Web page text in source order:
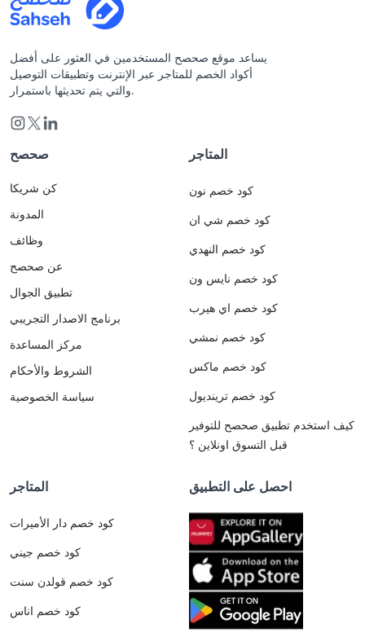
يساعد موقع صحصح المستخدمين في العثور على أفضل
أكواد الخصم للمتاجر عبر الإنترنت وتطبيقات التوصيل
والتي يتم تحديثها باستمرار.
صحصح
كن شريكا
المدونة
وظائف
عن صحصح
تطبيق الجوال
برنامج الاصدار التجريبي
مركز المساعدة
الشروط والأحكام
سياسة الخصوصية
المتاجر
كود خصم نون
كود خصم شي ان
كود خصم النهدي
كود خصم نايس ون
كود خصم اي هيرب
كود خصم نمشي
كود خصم ماكس
كود خصم ترينديول
كيف استخدم تطبيق صحصح للتوفير
قبل التسوق اونلاين ؟
المتاجر
كود خصم دار الأميرات
كود خصم جيني
كود خصم قولدن سنت
كود خصم اناس
احصل على التطبيق